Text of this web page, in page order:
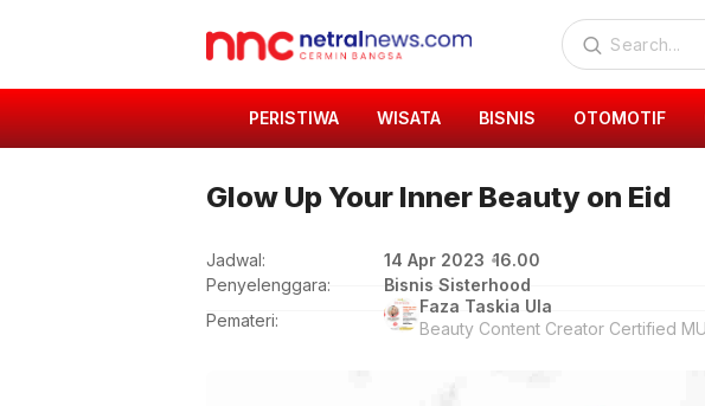
PERISTIWA WISATA BISNIS OTOMOTIF
Glow Up Your Inner Beauty on Eid
Jadwal: 14 Apr 2023 16.00
Penyelenggara:
Bisnis Sisterhood
Pemateri:
Faza Taskia Ula
Beauty Content Creator Certified